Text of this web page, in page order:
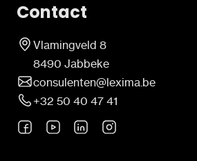
Contact
Vlamingveld 8
8490 Jabbeke
consulenten@lexima.be
+32 50 40 47 41